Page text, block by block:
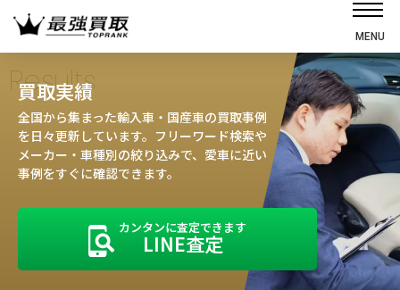
MENU
選ばれる理由
高価買取の仕組み
売却の流れ
お客様の声
Results
買取実績
全国から集まった輸入車・国産車の買取事例
を日々更新しています。フリーワード検索や
メーカー・車種別の絞り込みで、愛車に近い
事例をすぐに確認できます。
カンタンに査定できます
LINE査定